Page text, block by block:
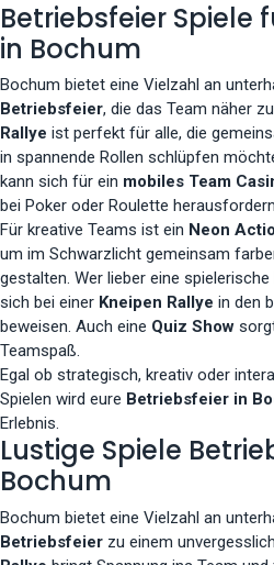
Betriebsfeier Spiele
in Bochum
Bochum bietet eine Vielzahl an
Betriebsfeier, die das Team näher
Rallye ist perfekt für alle, die
in spannende Rollen schlüpfen
kann sich für ein mobiles Team
bei Poker oder Roulette
Für kreative Teams ist ein Neon
um im Schwarzlicht gemeinsam
gestalten. Wer lieber eine
sich bei einer Kneipen Rallye in den
beweisen. Auch eine Quiz Show
Teamspaß.
Egal ob strategisch, kreativ oder
Spielen wird eure Betriebsfeier in
Erlebnis.
Lustige Spiele
Bochum
Bochum bietet eine Vielzahl an
Betriebsfeier zu einem